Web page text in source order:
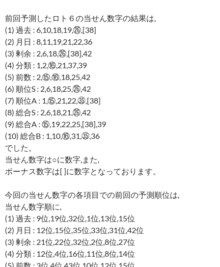
前回予測したロト６の当せん数字の結果は,
(1) 過去 : 6,10,18,19,㉖,[38]
(2) 月日 : 8,11,19,21,22,36
(3) 剰余 : 2,6,18,㉖,[38],42
(4) 分類 : 1,2,⑯,21,37,39
(5) 前数 : 2,⑮,⑯,18,25,42
(6) 順位S : 2,6,18,25,㉖,42
(7) 順位A : 1,⑮,21,22,㉟,[38]
(8) 総合S : 2,6,18,21,㉖,42
(9) 総合A : ⑮,19,22,25,[38],39
(10) 総合B : 1,10,⑯,31,㉟,36
でした。
当せん数字は○に数字,また,
ボーナス数字は[ ]に数字となっております。
今回の当せん数字の各項目での前回の予測順位は,
当せん数字順に,
(1) 過去 : 9位,19位,32位,1位,13位,15位
(2) 月日 : 12位,15位,35位,33位,31位,42位
(3) 剰余 : 21位,22位,32位,2位,8位,27位
(4) 分類 : 12位,4位,16位,11位,8位,14位